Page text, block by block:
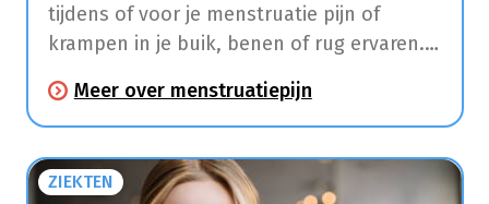
tijdens of voor je menstruatie pijn of
krampen in je buik, benen of rug ervaren.
periode ook last van hoofdpijn, moeheid,
moodswings, pijnlijke borsten, een
opgeblazen gevoel, misselijkheid, diarree
en duizeligheid.
Meer over menstruatiepijn
ZIEKTEN